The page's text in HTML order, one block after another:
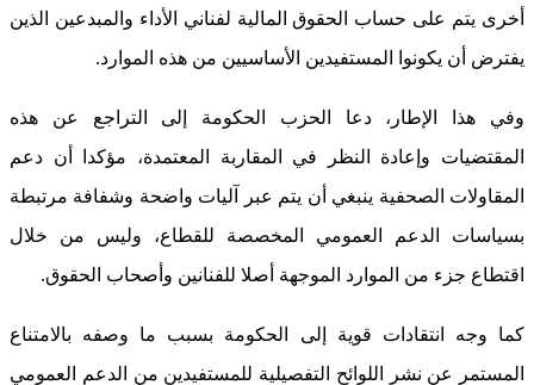
أخرى يتم على حساب الحقوق المالية لفناني الأداء والمبدعين الذين
يفترض أن يكونوا المستفيدين الأساسيين من هذه الموارد.
وفي هذا الإطار، دعا الحزب الحكومة إلى التراجع عن هذه
المقتضيات وإعادة النظر في المقاربة المعتمدة، مؤكدا أن دعم
المقاولات الصحفية ينبغي أن يتم عبر آليات واضحة وشفافة مرتبطة
بسياسات الدعم العمومي المخصصة للقطاع، وليس من خلال
اقتطاع جزء من الموارد الموجهة أصلا للفنانين وأصحاب الحقوق.
كما وجه انتقادات قوية إلى الحكومة بسبب ما وصفه بالامتناع
المستمر عن نشر اللوائح التفصيلية للمستفيدين من الدعم العمومي